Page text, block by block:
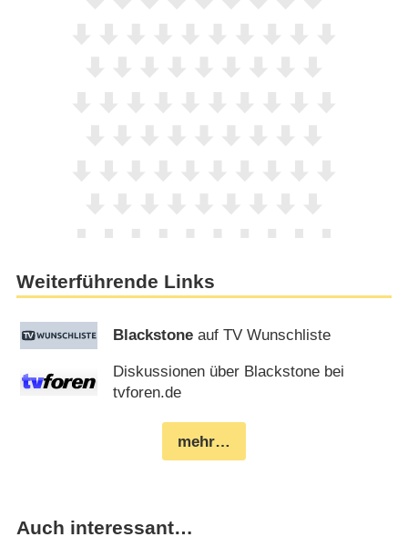
Weiterführende Links
Blackstone auf TV Wunschliste
Diskussionen über Blackstone bei
tvforen.de
mehr…
Auch interessant…